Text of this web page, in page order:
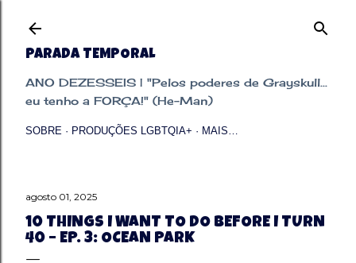
PARADA TEMPORAL
ANO DEZESSEIS | "Pelos poderes de Grayskull...
eu tenho a FORÇA!" (He-Man)
SOBRE PRODUÇÕES LGBTQIA+ MAIS…
agosto 01, 2025
10 THINGS I WANT TO DO BEFORE I TURN
40 – EP. 3: OCEAN PARK